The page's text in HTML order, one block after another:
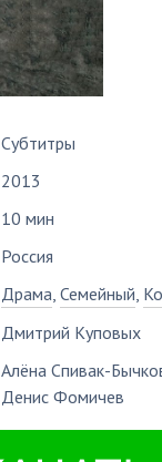
Субтитры
2013
10 мин
Россия
Драма,Семейный,
Дмитрий Куповых
Алёна Спивак-
Денис Фомичев